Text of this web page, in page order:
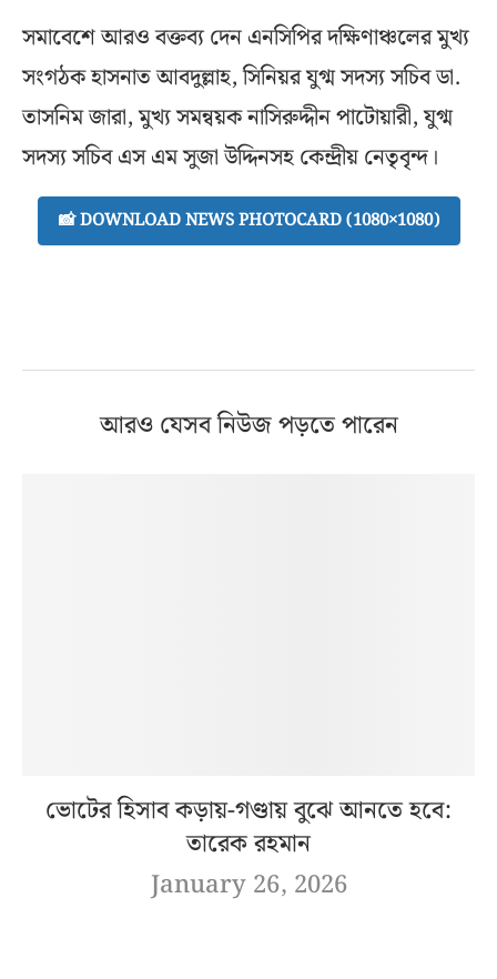
সমাবেশে আরও বক্তব্য দেন এনসিপির দক্ষিণাঞ্চলের মুখ্য
সংগঠক হাসনাত আবদুল্লাহ, সিনিয়র যুগ্ম সদস্য সচিব ডা.
তাসনিম জারা, মুখ্য সমন্বয়ক নাসিরুদ্দীন পাটোয়ারী, যুগ্ম
সদস্য সচিব এস এম সুজা উদ্দিনসহ কেন্দ্রীয় নেতৃবৃন্দ।
📸 DOWNLOAD NEWS PHOTOCARD (1080×1080)
আরও যেসব নিউজ পড়তে পারেন
ভোটের হিসাব কড়ায়-গণ্ডায় বুঝে আনতে হবে:
তারেক রহমান
January 26, 2026